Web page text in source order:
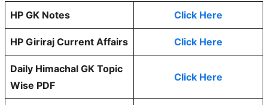
HP GK Notes Click Here
HP Giriraj Current Affairs Click Here
Daily Himachal GK Topic
Wise PDF
Click Here